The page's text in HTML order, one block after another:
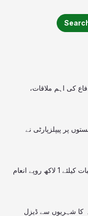
کی اہم ملاقات،
پر پیپلزپارٹی نے
پنجاب حکومت کا پوزیشن ہولڈرز طلباو طالبات کیلئے 1 لاکھ روپے انعام
کا شہریوں سے ڈیزل